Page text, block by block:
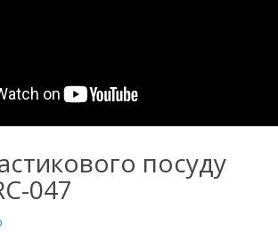
посуду
047